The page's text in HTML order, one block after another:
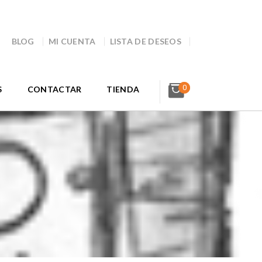
BLOG MI CUENTA LISTA DE DESEOS
CONTACTAR TIENDA 0